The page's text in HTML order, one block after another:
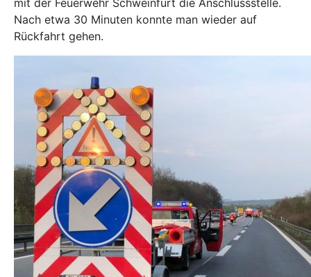
mit der Feuerwehr Schweinfurt die Anschlussstelle.
Nach etwa 30 Minuten konnte man wieder auf
Rückfahrt gehen.